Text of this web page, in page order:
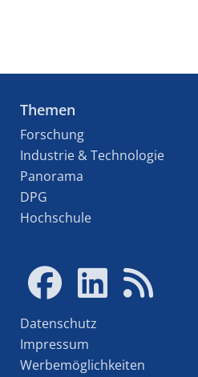
Themen
Forschung
Industrie & Technologie
Panorama
DPG
Hochschule
Datenschutz
Impressum
Werbemöglichkeiten